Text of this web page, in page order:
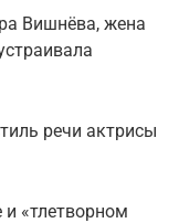
Вишнёва, жена
речи актрисы
«тлетворном